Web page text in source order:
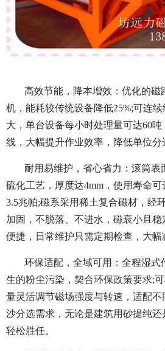
高效节能，降本增效：优化的磁
机，能耗较传统设备降低25%;可连
大，单台设备每小时处理量可达60
线，大幅提升作业效率，降低单位分
耐用易维护，省心省力：滚筒表
硫化工艺，厚度达4mm，使用寿命
3.5兆帕;磁系采用稀土复合磁材，经
加固，不脱落、不进水，磁衰小且
便捷，日常维护只需定期检查，大幅
环保适配，全域可用：全程湿式
生的粉尘污染，契合环保政策要求;
量灵活调节磁场强度与转速，适配
沙分选需求，无论是建筑用砂提纯
轻松胜任。